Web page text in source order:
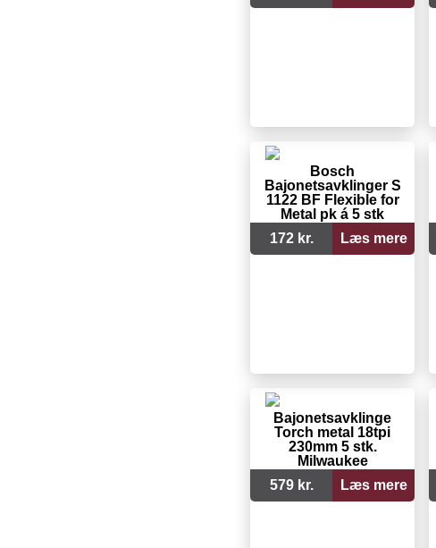
Bosch
Bajonetsavklinger S
1122 BF Flexible for
Metal pk á 5 stk
172 kr.
Læs mere
Bajonetsavklinge
Torch metal 18tpi
230mm 5 stk.
Milwaukee
579 kr.
Læs mere